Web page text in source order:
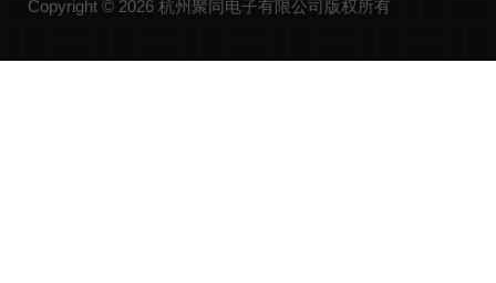
Copyright © 2026 杭州聚同电子有限公司版权所有